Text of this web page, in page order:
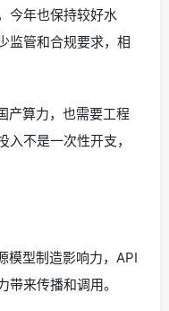
今年也保持较好水
监管和合规要求，相
产算力，也需要工程
不是一次性开支，
模型制造影响力，API
来传播和调用。